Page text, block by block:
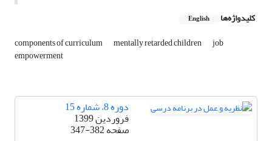
کلیدواژه‌ها English
components of curriculum mentally retarded children job
empowerment
دوره 8، شماره 15
فروردین 1399
صفحه347-382